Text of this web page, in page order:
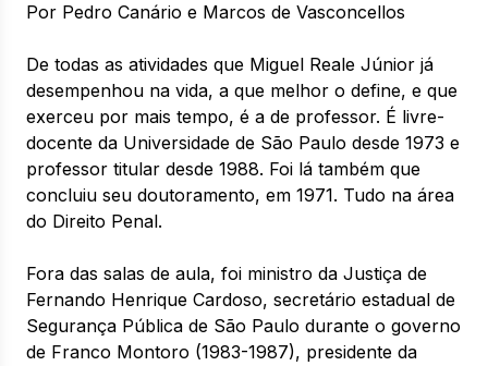
Por Pedro Canário e Marcos de Vasconcellos
De todas as atividades que Miguel Reale Júnior já
desempenhou na vida, a que melhor o define, e que
exerceu por mais tempo, é a de professor. É livre-
docente da Universidade de São Paulo desde 1973 e
professor titular desde 1988. Foi lá também que
concluiu seu doutoramento, em 1971. Tudo na área
do Direito Penal.
Fora das salas de aula, foi ministro da Justiça de
Fernando Henrique Cardoso, secretário estadual de
Segurança Pública de São Paulo durante o governo
de Franco Montoro (1983-1987), presidente da